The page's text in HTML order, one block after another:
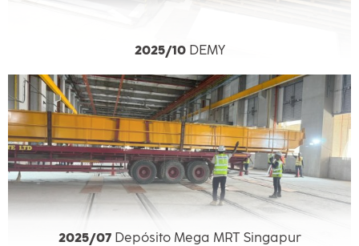
2025/10DEMY
2025/07Depósito Mega MRT Singapur